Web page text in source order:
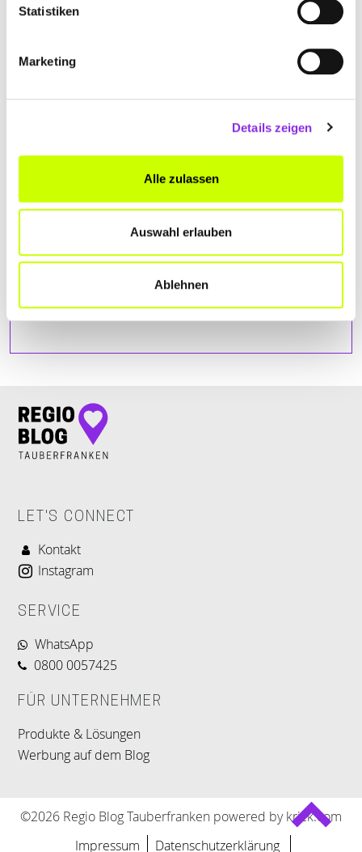
Statistiken
Marketing
Details zeigen
Alle zulassen
Auswahl erlauben
Ablehnen
ANFAHRT
LET'S CONNECT
Kontakt
Instagram
SERVICE
WhatsApp
0800 0057425
FÜR UNTERNEHMER
Produkte & Lösungen
Werbung auf dem Blog
©2026 Regio Blog Tauberfranken powered by krick.com
Impressum
Datenschutzerklärung